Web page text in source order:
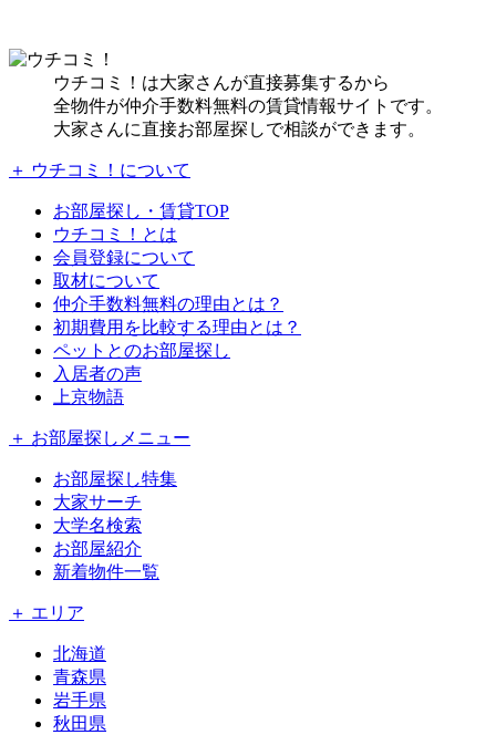
ウチコミ！は大家さんが直接募集するから
全物件が仲介手数料無料の賃貸情報サイトです。
大家さんに直接お部屋探しで相談ができます。
＋ ウチコミ！について
お部屋探し・賃貸TOP
ウチコミ！とは
会員登録について
取材について
仲介手数料無料の理由とは？
初期費用を比較する理由とは？
ペットとのお部屋探し
入居者の声
上京物語
＋ お部屋探しメニュー
お部屋探し特集
大家サーチ
大学名検索
お部屋紹介
新着物件一覧
＋ エリア
北海道
青森県
岩手県
秋田県